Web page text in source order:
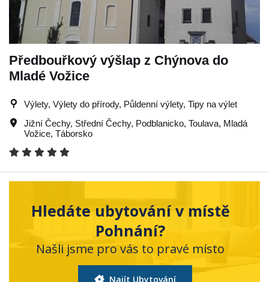
Předbouřkový výšlap z Chýnova do
Mladé Vožice
Výlety, Výlety do přírody, Půldenní výlety, Tipy na výlet
Jižní Čechy, Střední Čechy, Podblanicko, Toulava, Mladá
Vožice, Táborsko
Hledáte ubytování v místě
Pohnání?
Našli jsme pro vás to pravé místo
Najít Ubytování